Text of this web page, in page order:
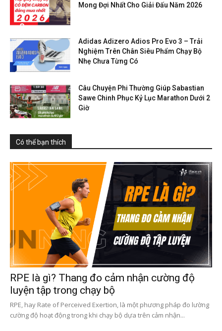
Mong Đợi Nhất Cho Giải Đấu Năm 2026
Adidas Adizero Adios Pro Evo 3 – Trải
Nghiệm Trên Chân Siêu Phẩm Chạy Bộ
Nhẹ Chưa Từng Có
Câu Chuyện Phi Thường Giúp Sabastian
Sawe Chinh Phục Kỷ Lục Marathon Dưới 2
Giờ
Có thể bạn thích
RPE là gì? Thang đo cảm nhận cường độ
luyện tập trong chạy bộ
RPE, hay Rate of Perceived Exertion, là một phương pháp đo lường
cường độ hoạt động trong khi chạy bộ dựa trên cảm nhận...